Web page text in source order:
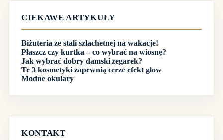
CIEKAWE ARTYKUŁY
Biżuteria ze stali szlachetnej na wakacje!
Płaszcz czy kurtka – co wybrać na wiosnę?
Jak wybrać dobry damski zegarek?
Te 3 kosmetyki zapewnią cerze efekt glow
Modne okulary
KONTAKT